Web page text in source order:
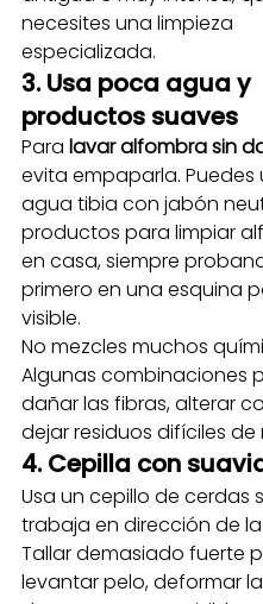
necesites una limpieza
especializada.
3. Usa poca agua y
productos suaves
Para lavar alfombra sin
evita empaparla. Puedes
agua tibia con jabón
productos para limpiar
en casa, siempre
primero en una esquina
visible.
No mezcles muchos
Algunas combinaciones
dañar las fibras, alterar
dejar residuos difíciles de
4. Cepilla con
Usa un cepillo de cerdas
trabaja en dirección de
Tallar demasiado fuerte
levantar pelo, deformar